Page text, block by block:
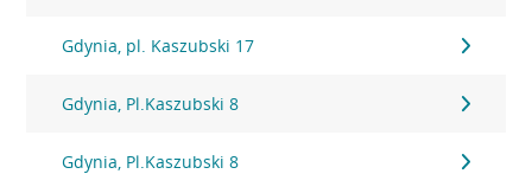
Gdynia, pl. Kaszubski 17
Gdynia, Pl.Kaszubski 8
Gdynia, Pl.Kaszubski 8